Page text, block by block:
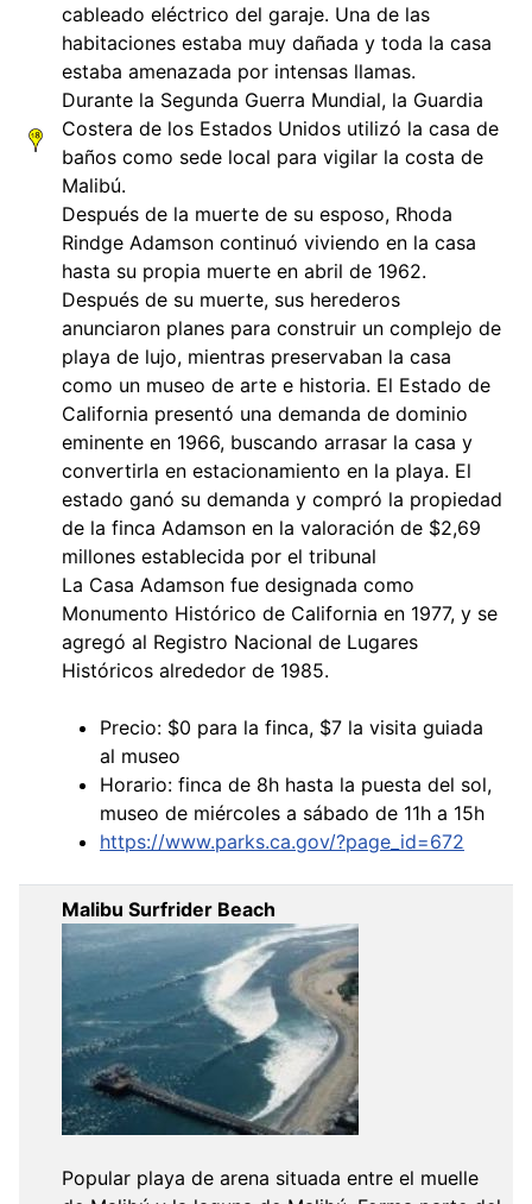
cableado eléctrico del garaje. Una de las
habitaciones estaba muy dañada y toda la casa
estaba amenazada por intensas llamas.
Durante la Segunda Guerra Mundial, la Guardia
Costera de los Estados Unidos utilizó la casa de
baños como sede local para vigilar la costa de
Malibú.
Después de la muerte de su esposo, Rhoda
Rindge Adamson continuó viviendo en la casa
hasta su propia muerte en abril de 1962.
Después de su muerte, sus herederos
anunciaron planes para construir un complejo de
playa de lujo, mientras preservaban la casa
como un museo de arte e historia. El Estado de
California presentó una demanda de dominio
eminente en 1966, buscando arrasar la casa y
convertirla en estacionamiento en la playa. El
estado ganó su demanda y compró la propiedad
de la finca Adamson en la valoración de $2,69
millones establecida por el tribunal
La Casa Adamson fue designada como
Monumento Histórico de California en 1977, y se
agregó al Registro Nacional de Lugares
Históricos alrededor de 1985.
Precio: $0 para la finca, $7 la visita guiada
al museo
Horario: finca de 8h hasta la puesta del sol,
museo de miércoles a sábado de 11h a 15h
https://www.parks.ca.gov/?page_id=672
Malibu Surfrider Beach
Popular playa de arena situada entre el muelle